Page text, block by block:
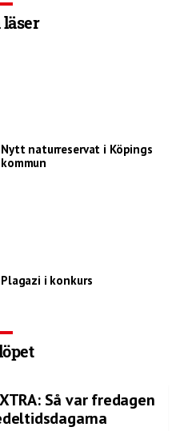
Nytt naturreservat i Köpings
kommun
Plagazi i konkurs
Så var fredagen